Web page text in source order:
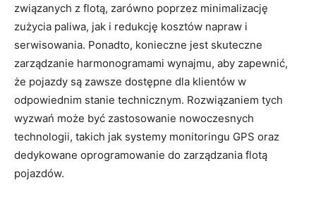
związanych z flotą, zarówno poprzez minimalizację
zużycia ​paliwa, jak i redukcję kosztów napraw i
serwisowania. Ponadto, konieczne jest skuteczne
zarządzanie harmonogramami wynajmu, aby zapewnić,⁢
że pojazdy są zawsze dostępne dla klientów w
odpowiednim stanie technicznym.​ Rozwiązaniem tych
wyzwań może być zastosowanie nowoczesnych
technologii, ‌takich jak systemy monitoringu GPS oraz⁣
dedykowane oprogramowanie do zarządzania flotą
pojazdów.